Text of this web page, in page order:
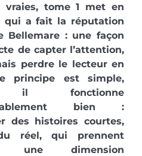
vraies, tome 1 met en
qui a fait la réputation
Bellemare : une façon
de capter l’attention,
perdre le lecteur en
principe est simple,
il fonctionne
bien :
des histoires courtes,
réel, qui prennent
une dimension